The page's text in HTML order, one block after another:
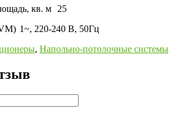
кв. м
25
1~, 220-240 В, 50Гц
, Напольно-потолочные системы